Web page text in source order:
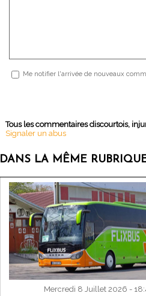
Me notifier l'arrivée de nouveaux
Tous les commentaires discourtois,
Signaler un abus
DANS LA MÊME
Mercredi 8 Juillet 2026 -